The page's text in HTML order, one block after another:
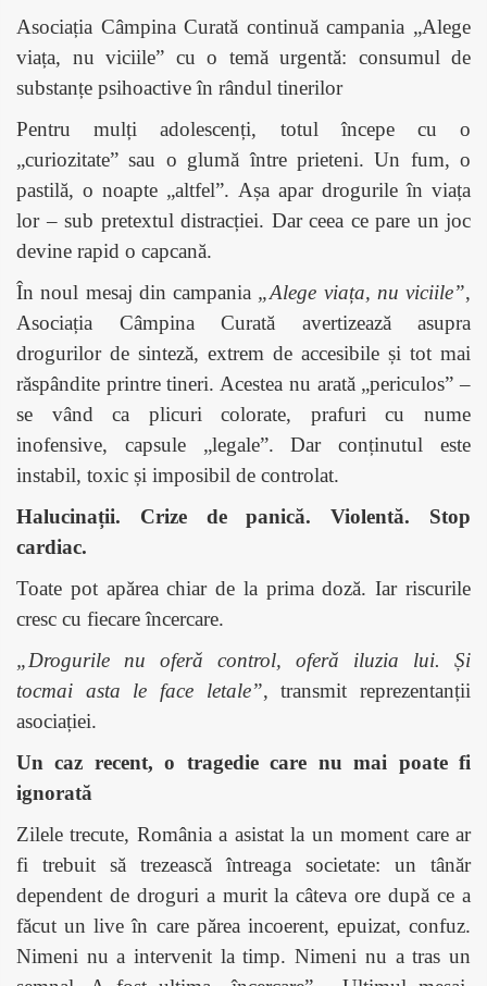
Asociația Câmpina Curată continuă campania „Alege
viața, nu viciile” cu o temă urgentă: consumul de
substanțe psihoactive în rândul tinerilor
Pentru mulți adolescenți, totul începe cu o
„curiozitate” sau o glumă între prieteni. Un fum, o
pastilă, o noapte „altfel”. Așa apar drogurile în viața
lor – sub pretextul distracției. Dar ceea ce pare un joc
devine rapid o capcană.
În noul mesaj din campania „Alege viața, nu viciile”,
Asociația Câmpina Curată avertizează asupra
drogurilor de sinteză, extrem de accesibile și tot mai
răspândite printre tineri. Acestea nu arată „periculos” –
se vând ca plicuri colorate, prafuri cu nume
inofensive, capsule „legale”. Dar conținutul este
instabil, toxic și imposibil de controlat.
Halucinații. Crize de panică. Violentă. Stop
cardiac.
Toate pot apărea chiar de la prima doză. Iar riscurile
cresc cu fiecare încercare.
„Drogurile nu oferă control, oferă iluzia lui. Și
tocmai asta le face letale”, transmit reprezentanții
asociației.
Un caz recent, o tragedie care nu mai poate fi
ignorată
Zilele trecute, România a asistat la un moment care ar
fi trebuit să trezească întreaga societate: un tânăr
dependent de droguri a murit la câteva ore după ce a
făcut un live în care părea incoerent, epuizat, confuz.
Nimeni nu a intervenit la timp. Nimeni nu a tras un